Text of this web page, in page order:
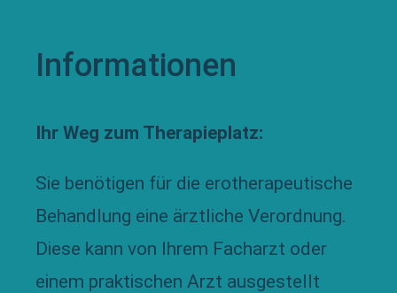
Informationen
Ihr Weg zum Therapieplatz:
Sie benötigen für die erotherapeutische
Behandlung eine ärztliche Verordnung.
Diese kann von Ihrem Facharzt oder
einem praktischen Arzt ausgestellt